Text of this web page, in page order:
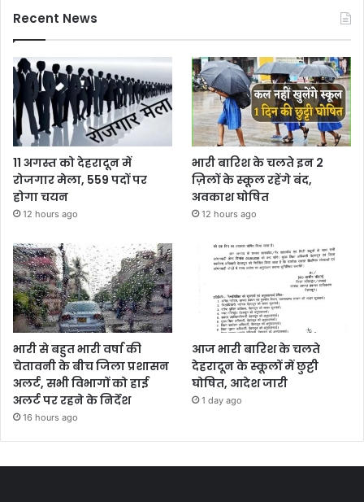
Recent News
11 अगस्त को देहरादून में
रोजगार मेला, 559 पदों पर
होगा चयन
12 hours ago
भारी बारिश के चलते इन 2
ज़िलों के स्कूल रहेंगे बंद,
अवकाश घोषित
12 hours ago
भारी से बहुत भारी वर्षा की
चेतावनी के बीच जिला प्रशासन
अलर्ट, सभी विभागों को हाई
अलर्ट पर रहने के निर्देश
16 hours ago
आज भारी बारिश के चलते
देहरादून के स्कूलों में छुट्टी
घोषित, आदेश जारी
1 day ago